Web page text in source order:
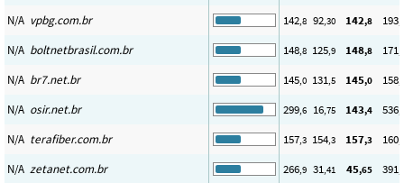
N/A vpbg.com.br 142,8 92,30 142,8 193
N/A boltnetbrasil.com.br 148,8 125,9 148,8 171
N/A br7.net.br 145,0 131,5 145,0 158
N/A osir.net.br 299,6 16,75 143,4 536
N/A terafiber.com.br 157,3 154,3 157,3 160
N/A zetanet.com.br 266,9 31,41 45,65 391